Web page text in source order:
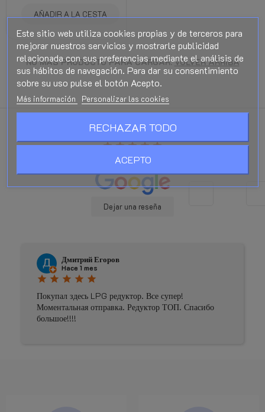
AÑADIR A LA CESTA
NO MÁS PRODUCTO PARA CARGAR.VOLVER ARRIBA
Excelente
starstarstarstarstar
Basado en181 reseñas
Dejar una reseña
Дмитрий Егоров
Hace 1 mes
star star star star star
Покупал здесь LPG редуктор. Все супер!
Моментальная отправка. Редуктор ТОП. Спасибо
большое!!!!
Este sitio web utiliza cookies propias y de terceros para
mejorar nuestros servicios y mostrarle publicidad
relacionada con sus preferencias mediante el análisis de
sus hábitos de navegación. Para dar su consentimiento
sobre su uso pulse el botón Acepto.
Más información Personalizar las cookies
RECHAZAR TODO
ACEPTO